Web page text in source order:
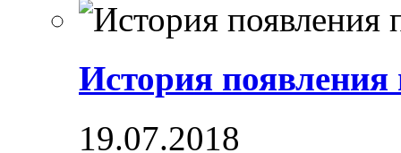
История появления
19.07.2018